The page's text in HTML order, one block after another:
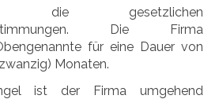
gesetzlichen
Die Firma
für eine Dauer von
Monaten.
ist der Firma umgehend